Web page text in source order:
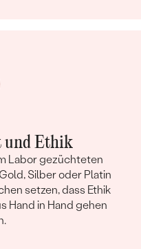
und Ethik
Labor gezüchteten
Silber oder Platin
setzen, dass Ethik
Hand in Hand gehen